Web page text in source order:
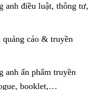
anh điều luật, thông tư,
cáo & truyền
anh ấn phẩm truyền
booklet,…